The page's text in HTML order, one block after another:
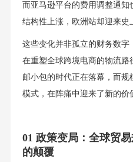
而亚马逊平台的费用调整通知
结构性上涨，欧洲站却迎来史
这些变化并非孤立的财务数
在重塑全球跨境电商的物流
邮小包的时代正在落幕，而
模式，在阵痛中迎来了新的价
01 政策变局：全球贸
的颠覆